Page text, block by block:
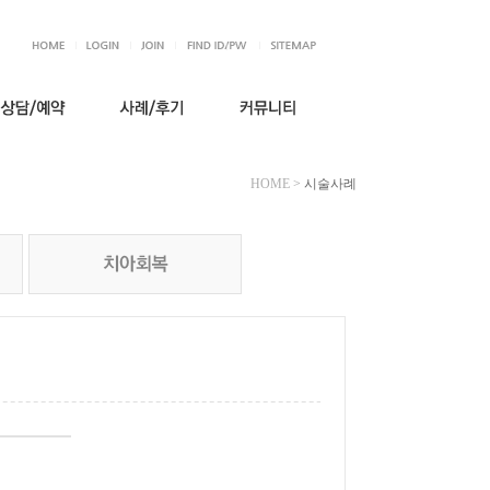
HOME > 시술사례